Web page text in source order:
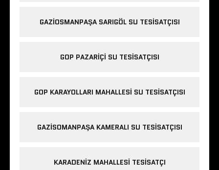
GAZIOSMANPAŞA SARIGÖL SU TESISATÇISI
GOP PAZARIÇI SU TESISATÇISI
GOP KARAYOLLARI MAHALLESI SU TESISATÇISI
GAZISOMANPAŞA KAMERALI SU TESISATÇISI
KARADENIZ MAHALLESI TESISATÇI